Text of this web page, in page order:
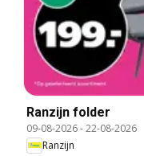
Ranzijn folder
09-08-2026-22-08-2026
Ranzijn